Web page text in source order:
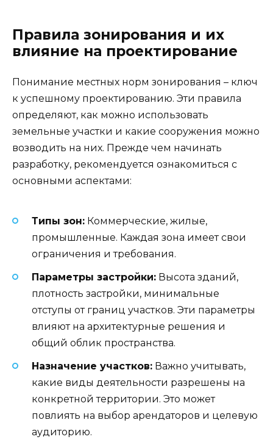
Правила зонирования и их
влияние на проектирование
Понимание местных норм зонирования – ключ
к успешному проектированию. Эти правила
определяют, как можно использовать
земельные участки и какие сооружения можно
возводить на них. Прежде чем начинать
разработку, рекомендуется ознакомиться с
основными аспектами:
Типы зон: Коммерческие, жилые,
промышленные. Каждая зона имеет свои
ограничения и требования.
Параметры застройки: Высота зданий,
плотность застройки, минимальные
отступы от границ участков. Эти параметры
влияют на архитектурные решения и
общий облик пространства.
Назначение участков: Важно учитывать,
какие виды деятельности разрешены на
конкретной территории. Это может
повлиять на выбор арендаторов и целевую
аудиторию.